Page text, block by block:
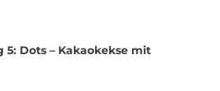
5: Dots – Kakaokekse mit